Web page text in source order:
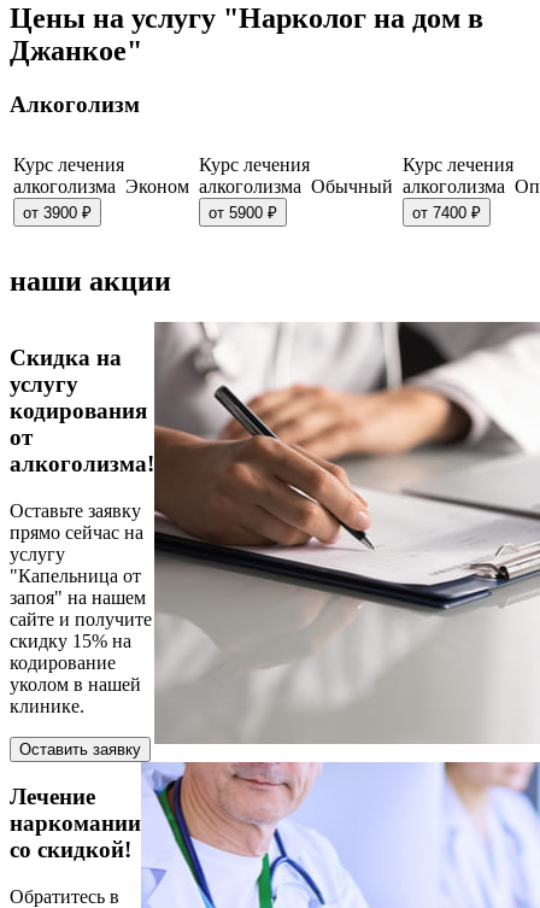
Цены на услугу "Нарколог на дом в
Джанкое"
Алкоголизм
Курс лечения
алкоголизма Эконом
от 3900 ₽
Курс лечения
алкоголизма Обычный
от 5900 ₽
Курс лечения
алкоголизма
от 7400 ₽
наши акции
Скидка на
услугу
кодирования
от
алкоголизма!
Оставьте заявку
прямо сейчас на
услугу
"Капельница от
запоя" на нашем
сайте и получите
скидку 15% на
кодирование
уколом в нашей
клинике.
Оставить заявку
Лечение
наркомании
со скидкой!
Обратитесь в